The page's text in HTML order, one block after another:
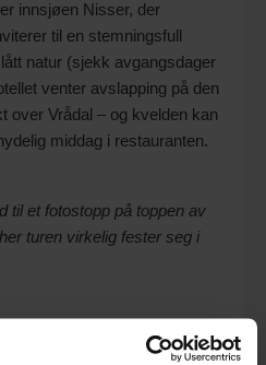
innsjøen Nisser, der
til en stemningsfull
natur (sjekk avgangsdager
venter avslapping på den
over Vrådal – og kvelden kan
middag i restauranten.
til et fotostopp på toppen av
turen virkelig fester seg i